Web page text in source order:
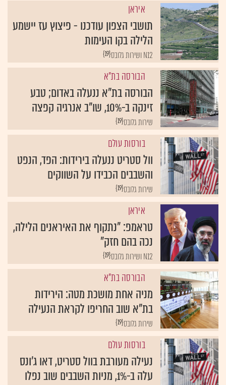
איראן
תושבי הצפון עודכנו - פיצוץ עז יישמע
הלילה בקו העימות
{19} N12 ושירות גלובס
הבורסה בת"א
הבורסה בת"א ננעלה באדום; טבע
זינקה ב-10%, שו"ב אנרגיה קפצה
{19}שירות גלובס
בורסות עולם
וול סטריט ננעלה בירידות: הפד, הנפט
והשבבים הכבידו על השווקים
{19}שירות גלובס
איראן
טראמפ: "נתקוף את האיראנים הלילה,
נכה בהם חזק"
{19} N12 ושירות גלובס
הבורסה בת"א
מניה אחת מושכת מטה: הירידות
בת"א שוב החריפו לקראת הנעילה
{19}שירות גלובס
בורסות עולם
נעילה מעורבת בוול סטריט, דאו ג'ונס
עלה ב-1%, מניות השבבים שוב נפלו